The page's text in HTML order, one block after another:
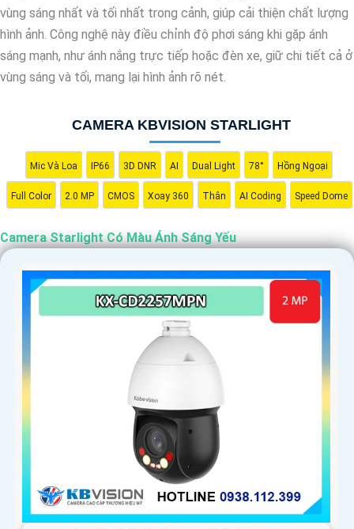
xuất uy tín, có chất lượng sản phẩm tốt và hỗ trợ kỹ thuật sau
bán hàng đáng tin cậy.
♋5: Khả năng chống nước và bụi: Nếu bạn sử dụng camera
ngoài trời, hãy chọn camera có khả năng chống nước và bụi để
Tùy thuộc vào nhu cầu sử dụng cụ thể của bạn, bạn nên tham
khảo và so sánh các sản phẩm trên thị trường để chọn lựa
camera Starlight màu ánh sáng yếu phù hợp nhất.
vùng sáng nhất và tối nhất trong cảnh, giúp cải thiện chất lượng
hình ảnh. Công nghệ này điều chỉnh độ phơi sáng khi gặp ánh
sáng mạnh, như ánh nắng trực tiếp hoặc đèn xe, giữ chi tiết cả ở
vùng sáng và tối, mang lại hình ảnh rõ nét.
CAMERA KBVISION STARLIGHT
Mic Và Loa IP66 3D DNR AI Dual Light 78° Hồng Ngoại
Full Color 2.0 MP CMOS Xoay 360 Thân AI Coding Speed Dome
Camera Starlight Có Màu Ánh Sáng Yếu